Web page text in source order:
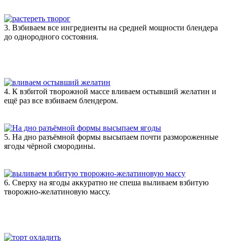
3. Взбиваем все ингредиенты на средней мощности блендера
до однородного состояния.
4. К взбитой творожной массе вливаем остывший желатин и
ещё раз все взбиваем блендером.
5. На дно разъёмной формы высыпаем почти размороженные
ягоды чёрной смородины.
6. Сверху на ягоды аккуратно не спеша выливаем взбитую
творожно-желатиновую массу.